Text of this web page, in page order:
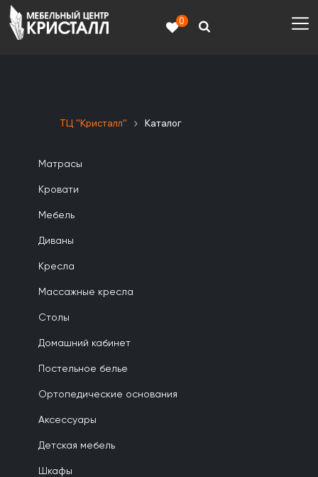
0
ТЦ "Кристалл" Каталог
Матрасы
Кровати
Мебель
Диваны
Кресла
Массажные кресла
Столы
Домашний кабинет
Постельное белье
Ортопедические основания
Аксессуары
Детская мебель
Шкафы